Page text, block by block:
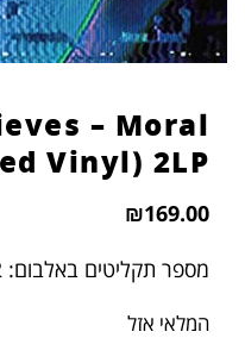
– Moral
Vinyl) 2LP
₪169.00
מספר תקליטים באלבום: 2
המלאי אזל